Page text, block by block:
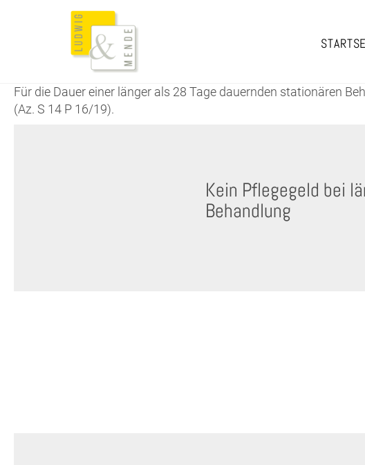
Für die Dauer einer länger als 28 Tage dauernden stationären
(Az. S 14 P 16/19).
Kein Pflegegeld bei
Behandlung